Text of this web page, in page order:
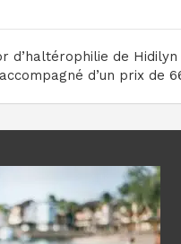
d’haltérophilie de
accompagné d’un prix de